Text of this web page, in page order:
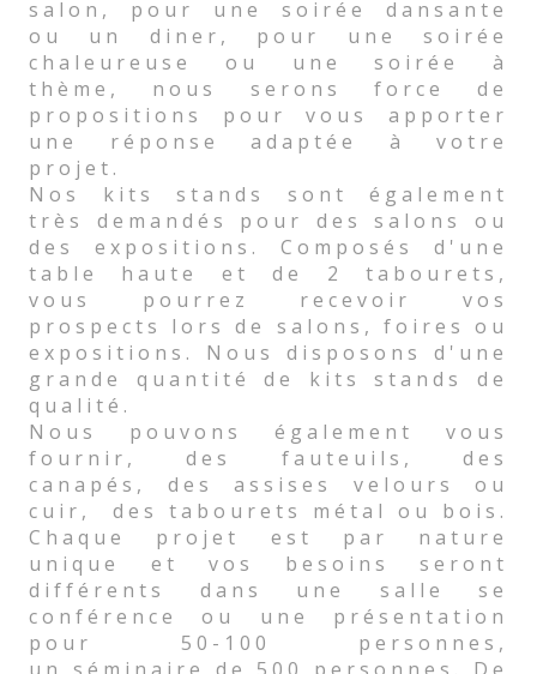
salon, pour une soirée dansante
ou un diner, pour une soirée
chaleureuse ou une soirée à
thème, nous serons force de
propositions pour vous apporter
une réponse adaptée à votre
projet.
Nos kits stands sont également
très demandés pour des salons ou
des expositions. Composés d'une
table haute et de 2 tabourets,
vous pourrez recevoir vos
prospects lors de salons, foires ou
expositions. Nous disposons d'une
grande quantité de kits stands de
qualité.
Nous pouvons également vous
fournir, des fauteuils, des
canapés, des assises velours ou
cuir, des tabourets métal ou bois.
Chaque projet est par nature
unique et vos besoins seront
différents dans une salle se
conférence ou une présentation
pour 50-100 personnes,